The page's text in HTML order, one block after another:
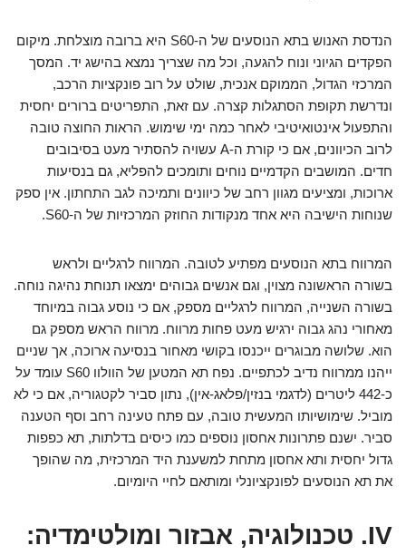
הנדסת האנוש בתא הנוסעים של ה-S60 היא ברובה מוצלחת. מיקום
הפקדים הגיוני ונוח להגעה, וכל מה שצריך נמצא בהישג יד. המסך
המרכזי הגדול, הממוקם אנכית, שולט על רוב פונקציות הרכב,
ונדרשת תקופת הסתגלות קצרה. עם זאת, התפריטים ברורים יחסית
והתפעול אינטואיטיבי לאחר כמה ימי שימוש. הראות החוצה טובה
לרוב הכיוונים, אם כי קורת ה-A עשויה להסתיר מעט בסיבובים
חדים. המושבים הקדמיים נוחים ותומכים להפליא, גם בנסיעות
ארוכות, ומציעים מגוון רחב של כיוונים ותמיכה לגב התחתון. אין ספק
שנוחות הישיבה היא אחד מנקודות החוזק המרכזיות של ה-S60.
המרווח בתא הנוסעים מפתיע לטובה. המרווח לרגליים ולראש
בשורה הראשונה מצוין, וגם אנשים גבוהים ימצאו תנוחת נהיגה נוחה.
בשורה השנייה, המרווח לרגליים מספק, אם כי נוסע גבוה במיוחד
מאחורי נהג גבוה ירגיש מעט פחות מרווח. מרווח הראש מספק גם
הוא. שלושה מבוגרים ייכנסו בקושי מאחור בנסיעה ארוכה, אך שניים
ייהנו ממרווח נדיב לכתפיים. נפח תא המטען של הוולוו S60 עומד על
כ-442 ליטרים (לדגמי בנזין/פלאג-אין), נתון סביר לקטגוריה, אם כי לא
מוביל. שימושיותו המעשית טובה, עם פתח טעינה רחב וסף הטענה
סביר. ישנם פתרונות אחסון נוספים כמו כיסים בדלתות, תא כפפות
גדול יחסית ותא אחסון מתחת למשענת היד המרכזית, מה שהופך
את תא הנוסעים לפונקציונלי ומותאם לחיי היומיום.
IV. טכנולוגיה, אבזור ומולטימדיה: